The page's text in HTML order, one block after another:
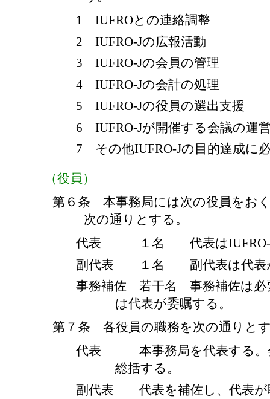
1 IUFROとの連絡調整
2 IUFRO-Jの広報活動
3 IUFRO-Jの会員の管理
4 IUFRO-Jの会計の処理
5 IUFRO-Jの役員の選出支援
6 IUFRO-Jが開催する会議の運
7 その他IUFRO-Jの目的達成に
（役員）
第６条 本事務局には次の役員をお
次の通りとする。
代表 １名 代表はIUFRO-J
副代表 １名 副代表は代表
事務補佐 若干名 事務補佐は必
は代表が委嘱する。
第７条 各役員の職務を次の通りと
代表 本事務局を代表する。
総括する。
副代表 代表を補佐し、代表が